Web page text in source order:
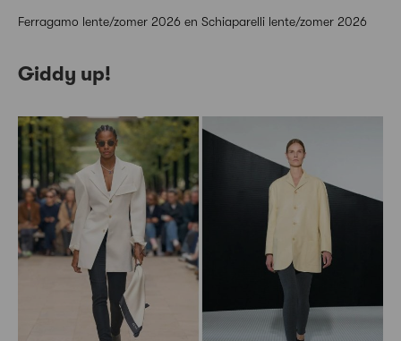
Ferragamo lente/zomer 2026 en Schiaparelli lente/zomer 2026
Giddy up!